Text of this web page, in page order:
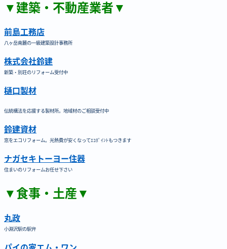
▼建築・不動産業者▼
前島工務店
八ヶ岳南麓の一級建築設計事務所
株式会社鈴建
新築・別荘のリフォーム受付中
樋口製材
伝統構法を応援する製材所。地域材のご相談受付中
鈴建資材
窓をエコリフォーム。光熱費が安くなってｴｺﾎﾟｲﾝﾄもつきます
ナガセキトーヨー住器
住まいのリフォームお任せ下さい
▼食事・土産▼
丸政
小淵沢駅の駅弁